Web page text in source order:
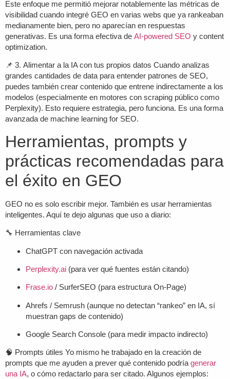
Este enfoque me permitió mejorar notablemente las métricas de
visibilidad cuando integré GEO en varias webs que ya rankeaban
medianamente bien, pero no aparecían en respuestas
generativas. Es una forma efectiva de AI-powered SEO y content
optimization.
📌 3. Alimentar a la IA con tus propios datos Cuando analizas
grandes cantidades de data para entender patrones de SEO,
puedes también crear contenido que entrene indirectamente a los
modelos (especialmente en motores con scraping público como
Perplexity). Esto requiere estrategia, pero funciona. Es una forma
avanzada de machine learning for SEO.
Herramientas, prompts y
prácticas recomendadas para
el éxito en GEO
GEO no es solo escribir mejor. También es usar herramientas
inteligentes. Aquí te dejo algunas que uso a diario:
🔧 Herramientas clave
ChatGPT con navegación activada
Perplexity.ai (para ver qué fuentes están citando)
Frase.io / SurferSEO (para estructura On-Page)
Ahrefs / Semrush (aunque no detectan “rankeo” en IA, sí
muestran gaps de contenido)
Google Search Console (para medir impacto indirecto)
🧠 Prompts útiles Yo mismo he trabajado en la creación de
prompts que me ayuden a prever qué contenido podríagenerar
una IA, o cómo redactarlo para ser citado. Algunos ejemplos: